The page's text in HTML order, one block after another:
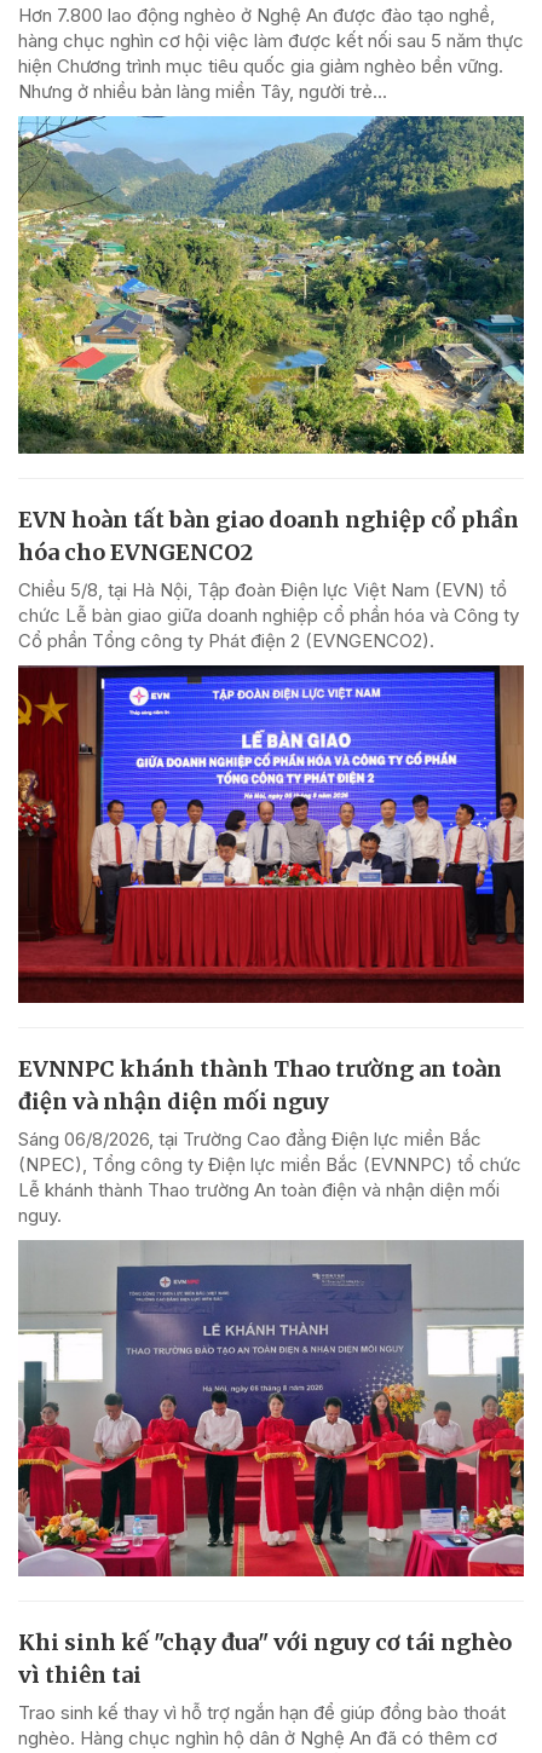
Hơn 7.800 lao động nghèo ở Nghệ An được đào tạo nghề,
hàng chục nghìn cơ hội việc làm được kết nối sau 5 năm thực
hiện Chương trình mục tiêu quốc gia giảm nghèo bền vững.
Nhưng ở nhiều bản làng miền Tây, người trẻ...
EVN hoàn tất bàn giao doanh nghiệp cổ phần
hóa cho EVNGENCO2
Chiều 5/8, tại Hà Nội, Tập đoàn Điện lực Việt Nam (EVN) tổ
chức Lễ bàn giao giữa doanh nghiệp cổ phần hóa và Công ty
Cổ phần Tổng công ty Phát điện 2 (EVNGENCO2).
EVNNPC khánh thành Thao trường an toàn
điện và nhận diện mối nguy
Sáng 06/8/2026, tại Trường Cao đẳng Điện lực miền Bắc
(NPEC), Tổng công ty Điện lực miền Bắc (EVNNPC) tổ chức
Lễ khánh thành Thao trường An toàn điện và nhận diện mối
nguy.
Khi sinh kế "chạy đua" với nguy cơ tái nghèo
vì thiên tai
Trao sinh kế thay vì hỗ trợ ngắn hạn để giúp đồng bào thoát
nghèo. Hàng chục nghìn hộ dân ở Nghệ An đã có thêm cơ